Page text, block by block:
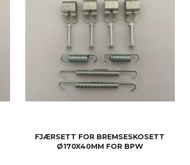
FJÆRSETT FOR BREMSESKOSETT
Ø170X40MM FOR BPW